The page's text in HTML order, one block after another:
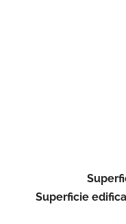
Superficie